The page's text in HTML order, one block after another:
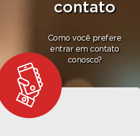
contato
Como você prefere
entrar em contato
conosco?